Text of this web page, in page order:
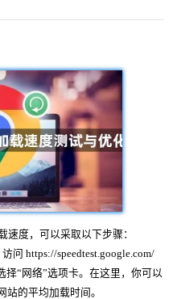
速度，可以采取以下步骤：
问 https://speedtest.google.com/
择“网络”选项卡。在这里，你可以
的平均加载时间。